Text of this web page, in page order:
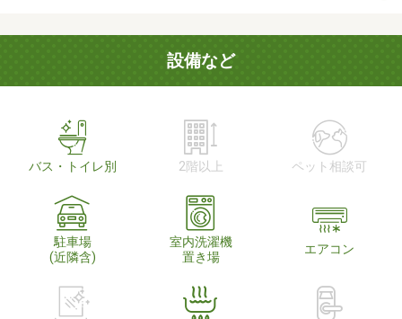
設備など
バス・トイレ別 2階以上 ペット相談可
駐車場
(近隣含)
室内洗濯機
置き場
エアコン